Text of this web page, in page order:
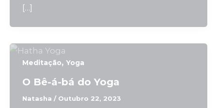
[…]
Meditação, Yoga
O Bê-á-bá do Yoga
Natasha / Outubro 22, 2023